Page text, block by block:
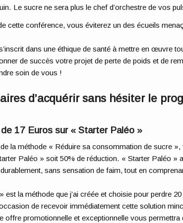
Le sucre ne sera plus le chef d’orchestre de vos
cette conférence, vous éviterez un des écueils
dans une éthique de santé à mettre en œuvre
de succès votre projet de perte de poids et de
soin de vous !
d’acquérir sans hésiter le
17 Euros sur « Starter Paléo »
la méthode « Réduire sa consommation de sucre »,
Paléo » soit 50% de réduction. « Starter Paléo »
sans sensation de faim, tout en
est la méthode que j’ai créée et choisie pour perdre
de recevoir immédiatement cette solution
offre promotionnelle et exceptionnelle vous